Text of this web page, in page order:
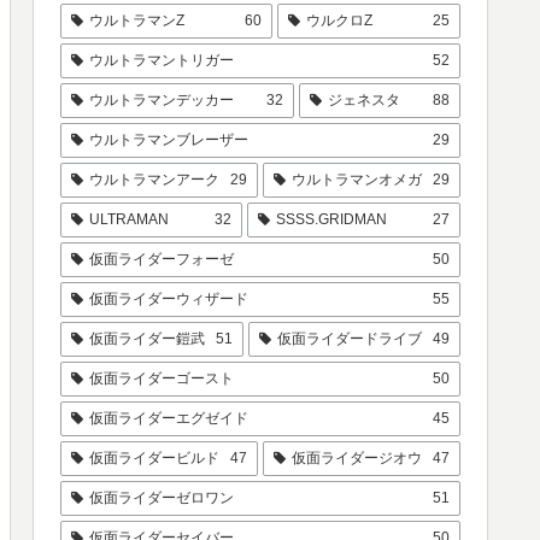
ウルトラマンZ 60 ウルクロZ 25
ウルトラマントリガー 52
ウルトラマンデッカー 32 ジェネスタ 88
ウルトラマンブレーザー 29
ウルトラマンアーク 29 ウルトラマンオメガ 29
ULTRAMAN 32 SSSS.GRIDMAN 27
仮面ライダーフォーゼ 50
仮面ライダーウィザード 55
仮面ライダー鎧武 51 仮面ライダードライブ 49
仮面ライダーゴースト 50
仮面ライダーエグゼイド 45
仮面ライダービルド 47 仮面ライダージオウ 47
仮面ライダーゼロワン 51